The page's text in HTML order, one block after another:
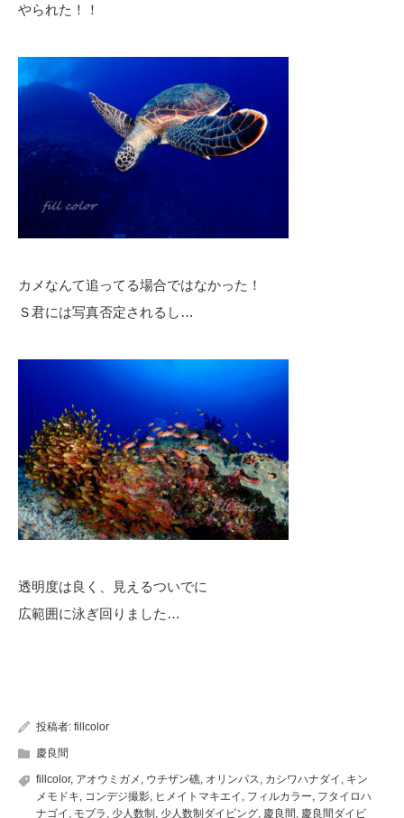
やられた！！
カメなんて追ってる場合ではなかった！
Ｓ君には写真否定されるし…
透明度は良く、見えるついでに
広範囲に泳ぎ回りました…
投稿者: fillcolor
慶良間
fillcolor, アオウミガメ ウチザン礁 オリンパス カシワハナダイ
キン
メモドキ
コンデジ撮影 ヒメイトマキエイ フィルカラー フタイロハ
ナゴイ
モブラ 少人数制 少人数制ダイビング 慶良間 慶良間ダイビ